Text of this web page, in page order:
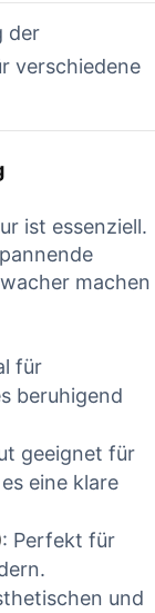
der
verschiedene
ist essenziell.
machen
für
beruhigend
geeignet für
eine klare
: Perfekt für
und